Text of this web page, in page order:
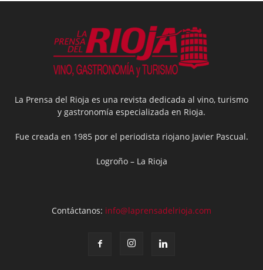
La Prensa del Rioja es una revista dedicada al vino, turismo
y gastronomía especializada en Rioja.
Fue creada en 1985 por el periodista riojano Javier Pascual.
Logroño – La Rioja
Contáctanos: info@laprensadelrioja.com